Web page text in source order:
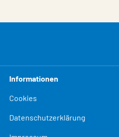
Informationen
Cookies
Datenschutzerklärung